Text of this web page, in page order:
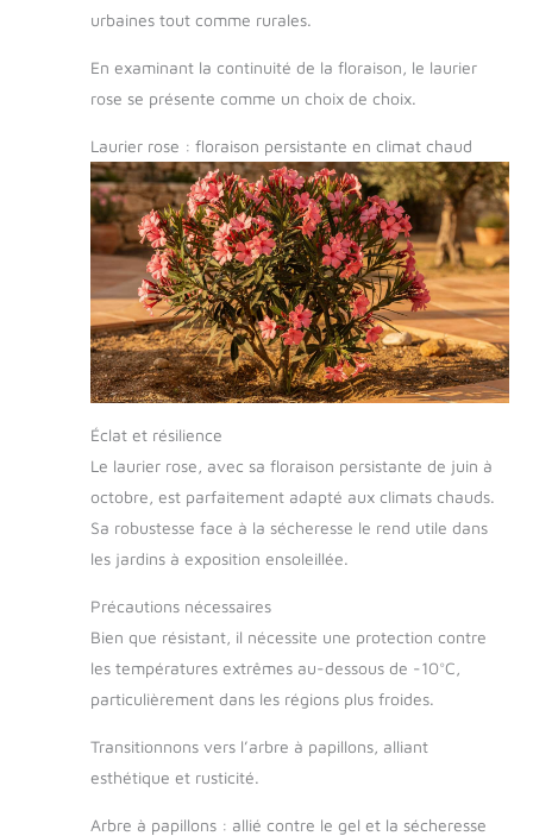
urbaines tout comme rurales.
En examinant la continuité de la floraison, le laurier
rose se présente comme un choix de choix.
Laurier rose : floraison persistante en climat chaud
Éclat et résilience
Le laurier rose, avec sa floraison persistante de juin à
octobre, est parfaitement adapté aux climats chauds.
Sa robustesse face à la sécheresse le rend utile dans
les jardins à exposition ensoleillée.
Précautions nécessaires
Bien que résistant, il nécessite une protection contre
les températures extrêmes au-dessous de -10°C,
particulièrement dans les régions plus froides.
Transitionnons vers l’arbre à papillons, alliant
esthétique et rusticité.
Arbre à papillons : allié contre le gel et la sécheresse